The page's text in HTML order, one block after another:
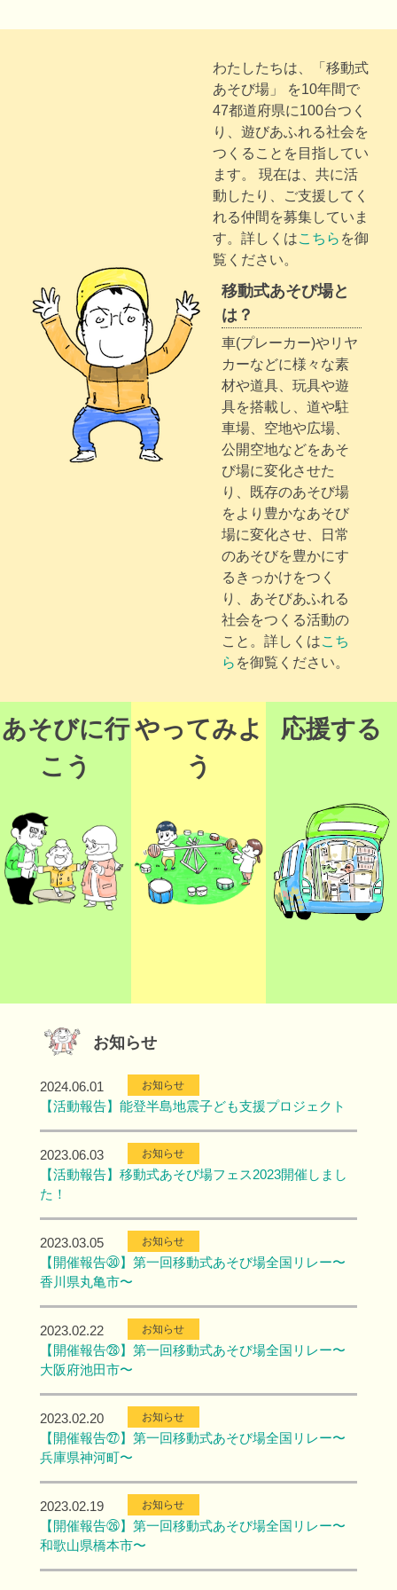
わたしたちは、「移動式
あそび場」 を10年間で
47都道府県に100台つく
り、遊びあふれる社会を
つくることを目指してい
ます。 現在は、共に活
動したり、ご支援してく
れる仲間を募集していま
す。詳しくはこちら を御
覧ください。
移動式あそび場と
は？
車(プレーカー)やリヤ
カーなどに様々な素
材や道具、玩具や遊
具を搭載し、道や駐
車場、空地や広場、
公開空地などをあそ
び場に変化させた
り、既存のあそび場
をより豊かなあそび
場に変化させ、日常
のあそびを豊かにす
るきっかけをつく
り、あそびあふれる
社会をつくる活動の
こと。詳しくはこち
ら を御覧ください。
あそびに行
こう
やってみよ
う
応援する
お知らせ
2024.06.01 お知らせ
【活動報告】能登半島地震子ども支援プロジェクト
2023.06.03 お知らせ
【活動報告】移動式あそび場フェス2023開催しまし
た！
2023.03.05 お知らせ
【開催報告㉚】第一回移動式あそび場全国リレー〜
香川県丸亀市〜
2023.02.22 お知らせ
【開催報告㉘】第一回移動式あそび場全国リレー〜
大阪府池田市〜
2023.02.20 お知らせ
【開催報告㉗】第一回移動式あそび場全国リレー〜
兵庫県神河町〜
2023.02.19 お知らせ
【開催報告㉖】第一回移動式あそび場全国リレー〜
和歌山県橋本市〜